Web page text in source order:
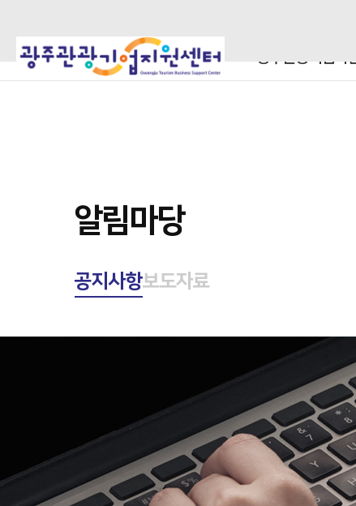
알림마당
공지사항보도자료